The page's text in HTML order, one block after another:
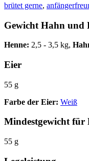
brütet gerne,
Gewicht Hahn und
Henne: 2,5 - 3,5 kg,
Eier
55 g
Farbe der Eier: Weiß
Mindestgewicht für
55 g